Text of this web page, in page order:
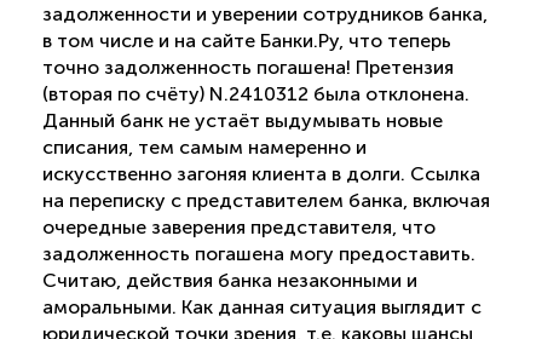
задолженности и уверении сотрудников банка,
в том числе и на сайте Банки.Ру, что теперь
точно задолженность погашена! Претензия
(вторая по счёту) N.2410312 была отклонена.
Данный банк не устаёт выдумывать новые
списания, тем самым намеренно и
искусственно загоняя клиента в долги. Ссылка
на переписку с представителем банка, включая
очередные заверения представителя, что
задолженность погашена могу предоставить.
Считаю, действия банка незаконными и
аморальными. Как данная ситуация выглядит с
юридической точки зрения, т.е. каковы шансы